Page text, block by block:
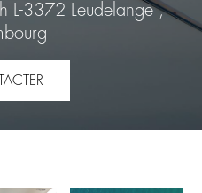
L-3372 Leudelange ,